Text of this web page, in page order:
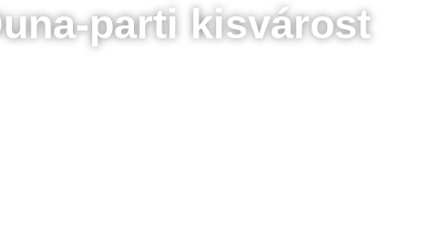
parti kisvárost